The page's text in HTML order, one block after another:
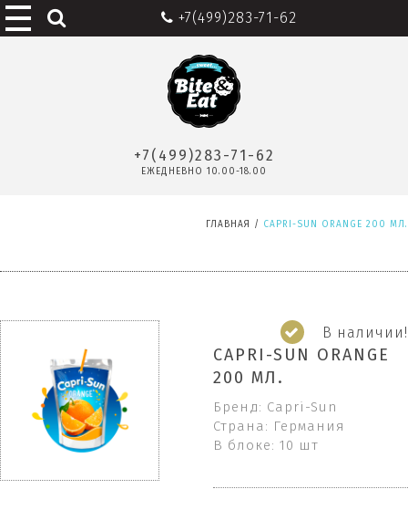
+7(499)283-71-62
ЕЖЕДНЕВНО 10.00-18.00
ГЛАВНАЯ / CAPRI-SUN ORANGE 200 МЛ.
В наличии!
CAPRI-SUN ORANGE
200 МЛ.
Бренд: Capri-Sun
Страна: Германия
В блоке: 10 шт
+7(499)283-71-62